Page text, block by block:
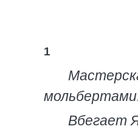
1
Вбегает